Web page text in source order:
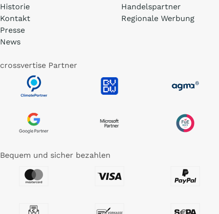
Historie
Kontakt
Presse
News
Handelspartner
Regionale Werbung
crossvertise Partner
Bequem und sicher bezahlen